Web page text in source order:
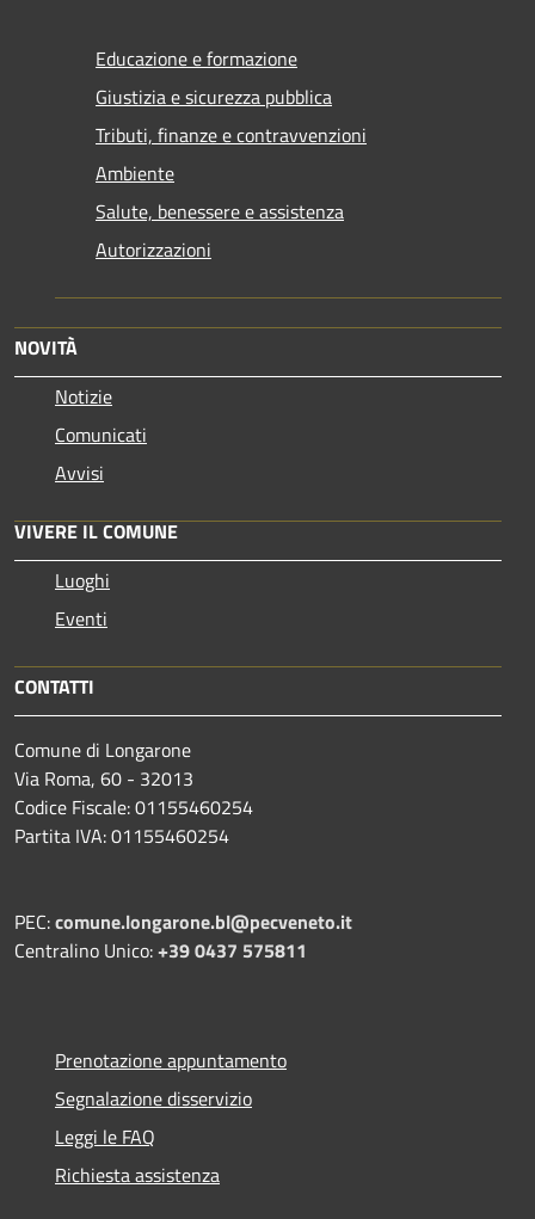
Educazione e formazione
Giustizia e sicurezza pubblica
Tributi, finanze e contravvenzioni
Ambiente
Salute, benessere e assistenza
Autorizzazioni
NOVITÀ
Notizie
Comunicati
Avvisi
VIVERE IL COMUNE
Luoghi
Eventi
CONTATTI
Comune di Longarone
Via Roma, 60 - 32013
Codice Fiscale: 01155460254
Partita IVA: 01155460254
PEC:comune.longarone.bl@pecveneto.it
Centralino Unico:+39 0437 575811
Prenotazione appuntamento
Segnalazione disservizio
Leggi le FAQ
Richiesta assistenza